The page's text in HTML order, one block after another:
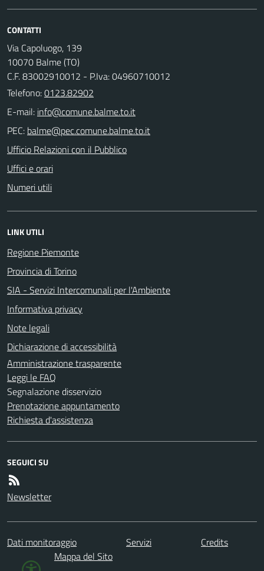
CONTATTI
Via Capoluogo, 139
10070 Balme (TO)
C.F. 83002910012 - P.Iva: 04960710012
Telefono:0123.82902
E-mail:
PEC:
Ufficio Relazioni con il Pubblico
Uffici e orari
Numeri utili
LINK UTILI
Regione Piemonte
Provincia di Torino
SIA - Servizi Intercomunali per l'Ambiente
Informativa privacy
Note legali
Dichiarazione di accessibilità
Amministrazione trasparente
Leggi le FAQ
Segnalazione disservizio
Prenotazione appuntamento
Richiesta d'assistenza
SEGUICI SU
Newsletter
Dati monitoraggio Servizi
Credits
Mappa del Sito